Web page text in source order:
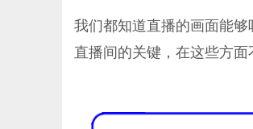
我们都知道直播的画面能
直播间的关键，在这些方